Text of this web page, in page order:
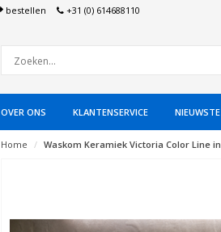
bestellen +31 (0) 614688110
OVER ONS KLANTENSERVICE
Home Waskom Keramiek Victoria Color Line